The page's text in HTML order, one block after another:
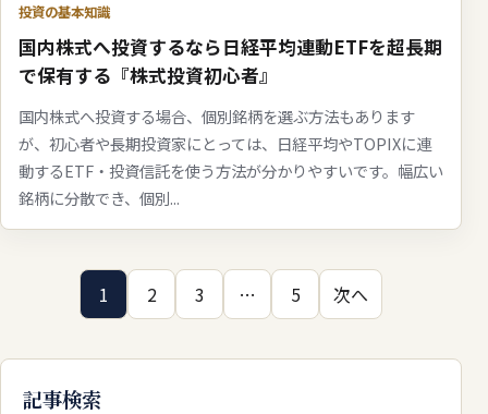
投資の基本知識
国内株式へ投資するなら日経平均連動ETFを超長期
で保有する『株式投資初心者』
国内株式へ投資する場合、個別銘柄を選ぶ方法もあります
が、初心者や長期投資家にとっては、日経平均やTOPIXに連
動するETF・投資信託を使う方法が分かりやすいです。幅広い
銘柄に分散でき、個別...
投稿のページ送り
1 2 3 … 5 次へ
記事検索